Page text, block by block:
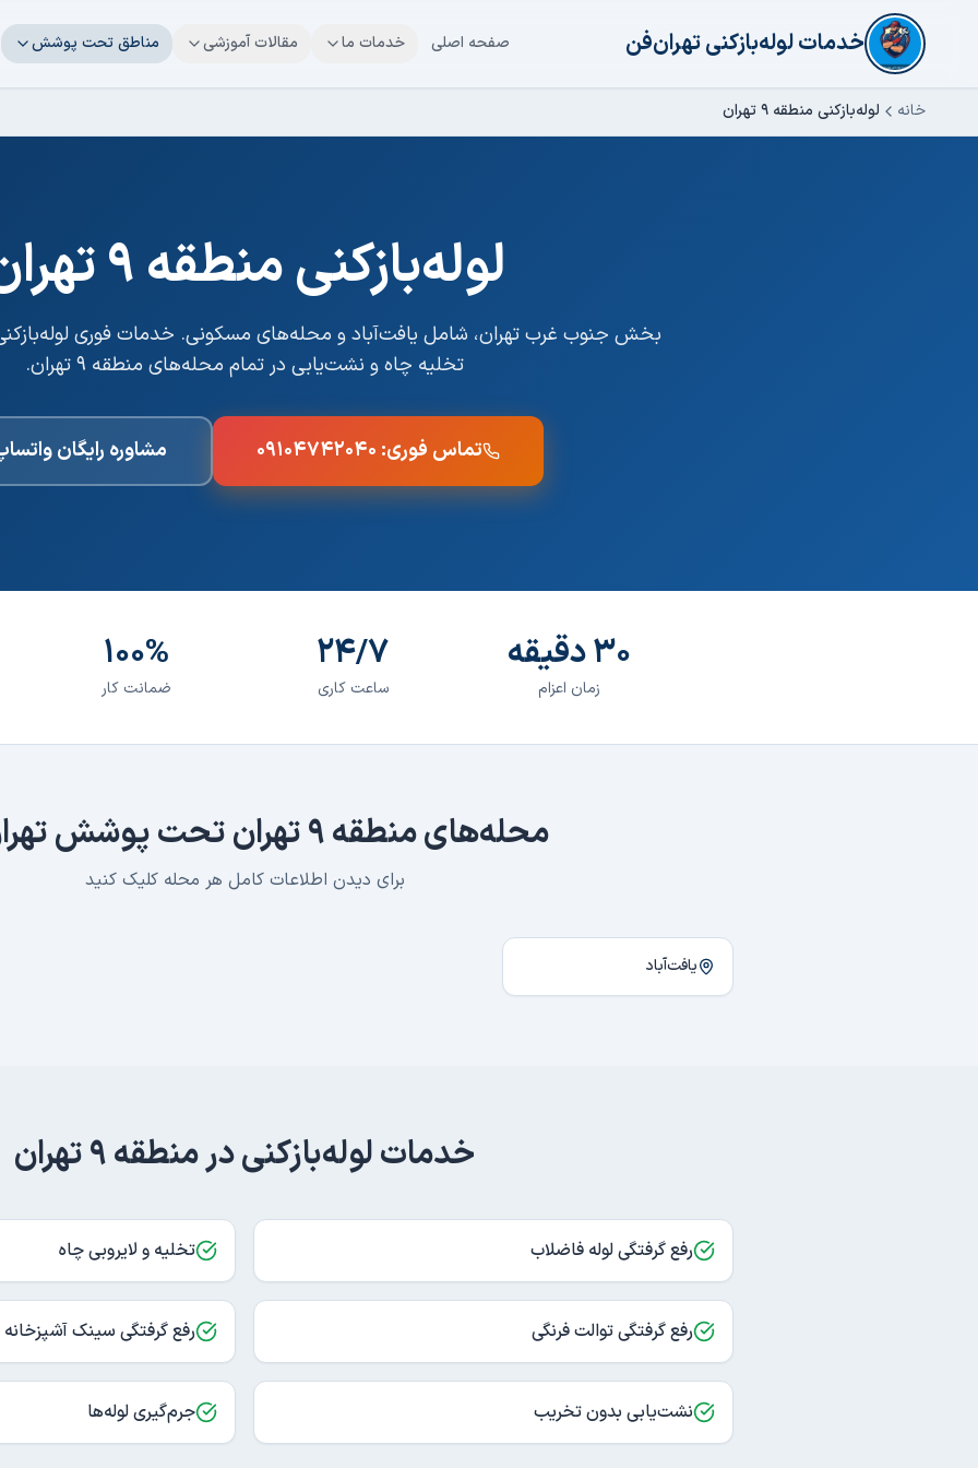
رفتن به محتوای اصلی
خدمات لوله‌بازکنی تهران‌فن صفحه اصلی خدمات ما مقالات آموزشی مناطق تحت پوشش
خانه لوله‌بازکنی منطقه ۹ تهران
لوله‌بازکنیمنطقه ۹ تهران
بخش جنوب غرب تهران، شامل یافت‌آباد و محله‌های مسکونی. خدمات فوری
تخلیه چاه و نشت‌یابی در تمام محله‌های منطقه ۹ تهران .
تماس فوری: ۰۹۱۰۴۷۴۲۰۴۰ مشاوره رایگان
۳۰ دقیقه
زمان اعزام
۲۴/۷
ساعت کاری
۱۰۰%
ضمانت کار
محله‌هایمنطقه ۹ تهران تحت پوشش
برای دیدن اطلاعات کامل هر محله کلیک کنید
یافت‌آباد
خدمات لوله‌بازکنی درمنطقه ۹ تهران
رفع گرفتگی لوله فاضلاب تخلیه و لایروبی چاه
رفع گرفتگی توالت فرنگی رفع گرفتگی سینک آشپزخانه
نشت‌یابی بدون تخریب جرم‌گیری لوله‌ها